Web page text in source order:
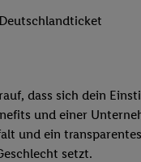
dass sich dein
und einer
und ein
setzt.